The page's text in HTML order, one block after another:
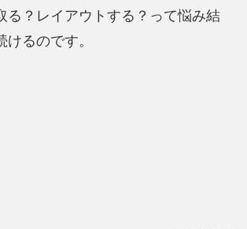
る？レイアウトする？って悩み結
るのです。